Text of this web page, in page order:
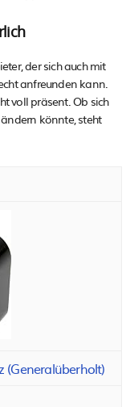
der sich auch mit
anfreunden kann.
voll präsent. Ob sich
könnte, steht
(Generalüberholt)